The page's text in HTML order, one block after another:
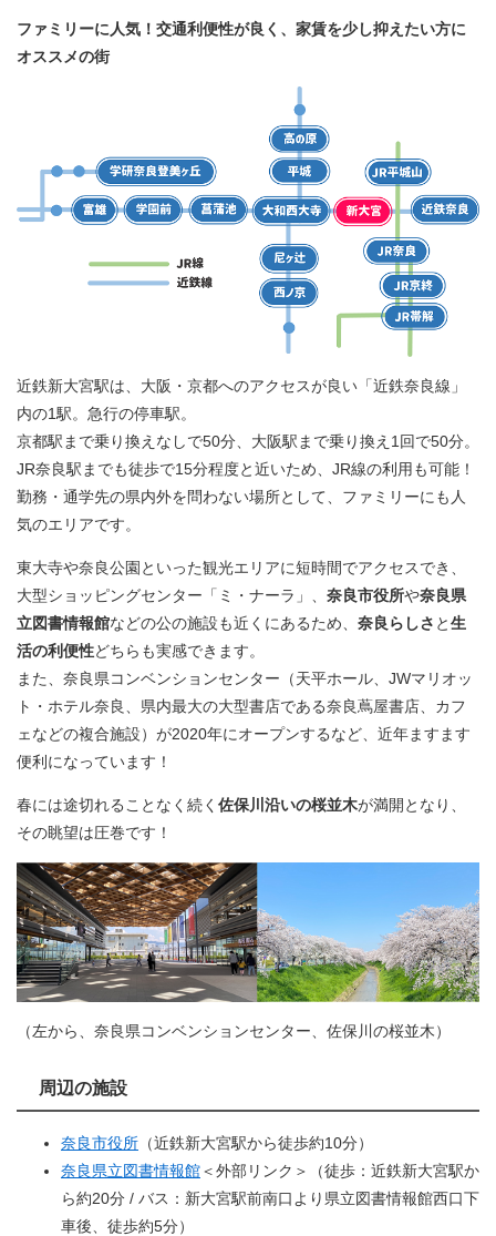
ファミリーに人気！交通利便性が良く、家賃を少し抑えたい方に
オススメの街
近鉄新大宮駅は、大阪・京都へのアクセスが良い「近鉄奈良線」
内の1駅。急行の停車駅。
京都駅まで乗り換えなしで50分、大阪駅まで乗り換え1回で50分。
JR奈良駅までも徒歩で15分程度と近いため、JR線の利用も可能！
勤務・通学先の県内外を問わない場所として、ファミリーにも人
気のエリアです。
東大寺や奈良公園といった観光エリアに短時間でアクセスでき、
大型ショッピングセンター「ミ・ナーラ」、 奈良市役所や奈良県
立図書情報館などの公の施設も近くにあるため、 奈良らしさ と生
活の利便性どちらも実感できます。
また、奈良県コンベンションセンター（天平ホール、JWマリオッ
ト・ホテル奈良、県内最大の大型書店である奈良蔦屋書店、カフ
ェなどの複合施設）が2020年にオープンするなど、近年ますます
便利になっています！
春には途切れることなく続く 佐保川沿いの桜並木が満開となり、
その眺望は圧巻です！
（左から、奈良県コンベンションセンター、佐保川の桜並木）
周辺の施設
奈良市役所 （近鉄新大宮駅から徒歩約10分）
奈良県立図書情報館＜外部リンク＞
（徒歩：近鉄新大宮駅か
ら約20分 / バス：新大宮駅前南口より県立図書情報館西口下
車後、徒歩約5分）